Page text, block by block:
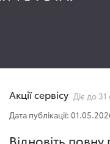
Акції сервісу Діє до
Дата публікації:
Відновіть